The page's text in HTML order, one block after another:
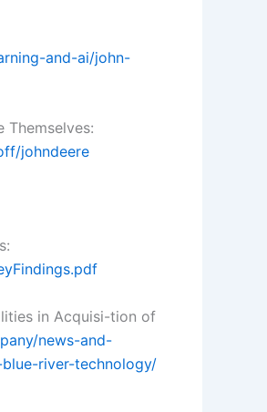
and-ai/john-
Themselves:
johndeere
in Acquisi-tion of
news-and-
river-technology/